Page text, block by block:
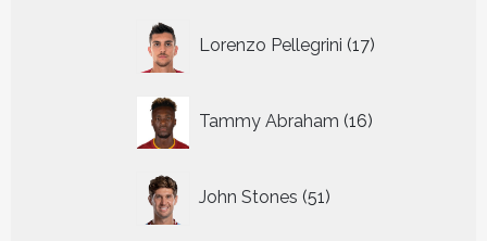
Lorenzo Pellegrini 17
producten
Tammy Abraham 16
producten
John Stones 51
producten